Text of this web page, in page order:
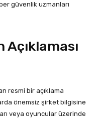
güvenlik uzmanları
Açıklaması
resmi bir açıklama
önemsiz şirket bilgisine
veya oyuncular üzerinde